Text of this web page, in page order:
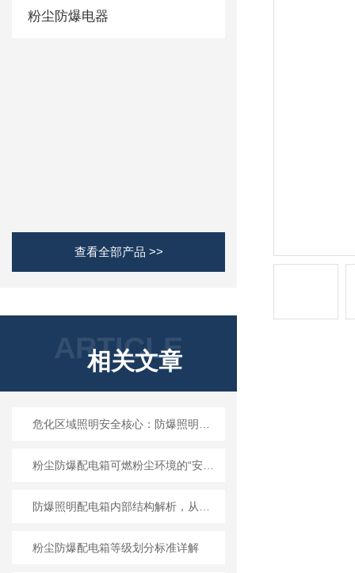
粉尘防爆电器
查看全部产品 >>
ARTICLE
相关文章
粉尘防爆配电箱等级划分标准详解